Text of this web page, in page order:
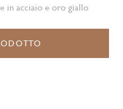
in acciaio e oro giallo